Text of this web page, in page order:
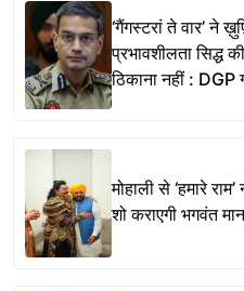
‘गैंगस्टरां ते वार’ ने
प्रभावशीलता सिद्ध
ठिकाना नहीं : DGP
मोहाली से ‘हमारे
शो कराएगी भगवंत